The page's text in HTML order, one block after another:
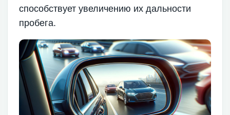
способствует увеличению их дальности
пробега.